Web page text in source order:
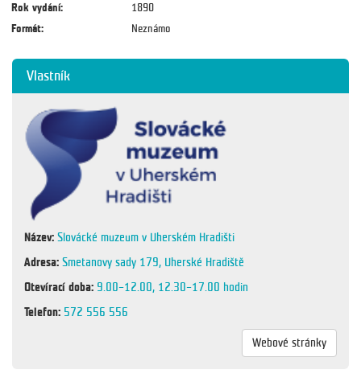
Rok vydání:
1890
Formát:
Neznámo
Vlastník
Název: Slovácké muzeum v Uherském Hradišti
Adresa: Smetanovy sady 179, Uherské Hradiště
Otevírací doba: 9.00–12.00, 12.30–17.00 hodin
Telefon: 572 556 556
Webové stránky